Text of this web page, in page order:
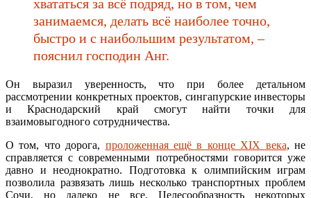
хвататься за всё подряд, но в том, чем
занимаемся, делать всё наиболее точно,
быстро и с наибольшим результатом, –
пояснил господин Анг.
Он выразил уверенность, что при более детальном
рассмотрении конкретных проектов, сингапурские инвесторы
и Краснодарский край смогут найти точки для
взаимовыгодного сотрудничества.
О том, что дорога, проложенная ещё в конце XIX века, не
справляется с современными потребностями говорится уже
давно и неоднократно. Подготовка к олимпийским играм
позволила развязать лишь несколько транспортных проблем
Сочи, но далеко не все. Целесообразность некоторых